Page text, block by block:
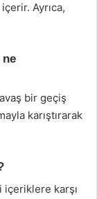
Ayrıca,
ne
bir geçiş
karıştırarak
içeriklere karşı